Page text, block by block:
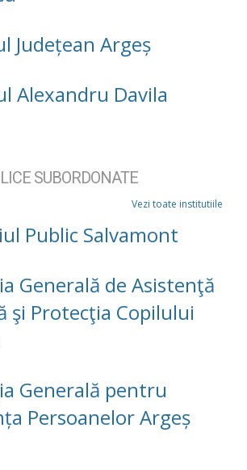
Județean Argeș
Alexandru Davila
SUBORDONATE
Vezi toate institutiile
Public Salvamont
Generală de Asistenţă
şi Protecţia Copilului
Generală pentru
Persoanelor Argeș